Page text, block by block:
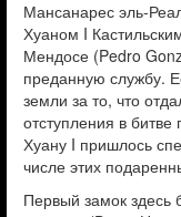
Мансанарес эль-
Хуаном I
Мендосе (Pedro
преданную службу.
земли за то, что
отступления в
Хуану I пришлось
числе этих
Первый замок здесь